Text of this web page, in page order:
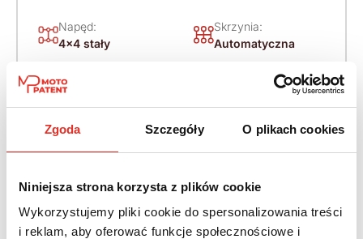
Zgoda Szczegóły O plikach cookies
Niniejsza strona korzysta z plików cookie
Wykorzystujemy pliki cookie do spersonalizowania treści
i reklam, aby oferować funkcje społecznościowe i
Napęd:
4x4 stały
Skrzynia:
Automatyczna
Paliwo:
4 514 zł brutto / msc.